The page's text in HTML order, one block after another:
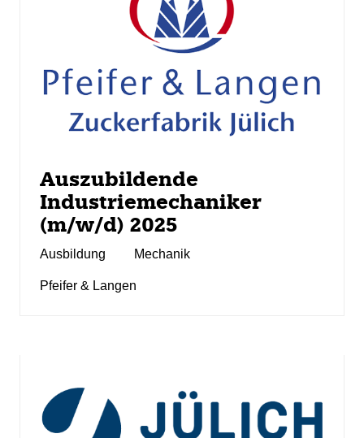
Auszubildende
Industriemechaniker
(m/w/d) 2025
Ausbildung Mechanik
Pfeifer & Langen